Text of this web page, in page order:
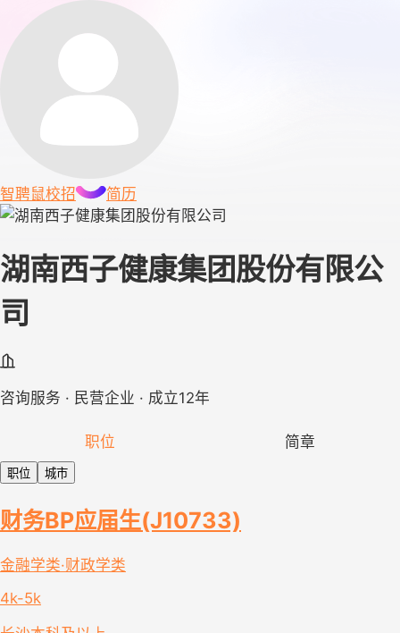
智聘鼠校招 简历
湖南西子健康集团股份有限公
司
咨询服务 · 民营企业 · 成立12年
职位 简章
职位 城市
财务BP应届生(J10733)
金融学类·财政学类
4k-5k